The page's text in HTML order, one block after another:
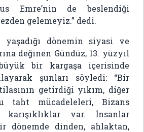
Emre’nin de beslendiği
gelemeyiz.” dedi.
yaşadığı dönemin siyasi ve
değinen Gündüz, 13. yüzyıl
büyük bir kargaşa içerisinde
şunları söyledi: “Bir
getirdiği yıkım, diğer
taht mücadeleleri, Bizans
var. İnsanlar
dönemde dinden, ahlaktan,